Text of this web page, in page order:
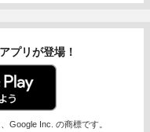
プリが登場！
Google Inc. の商標です。